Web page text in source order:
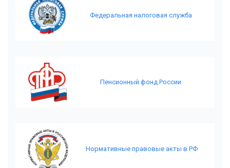
Федеральная налоговая служба
Пенсионный фонд России
Нормативные правовые акты в РФ